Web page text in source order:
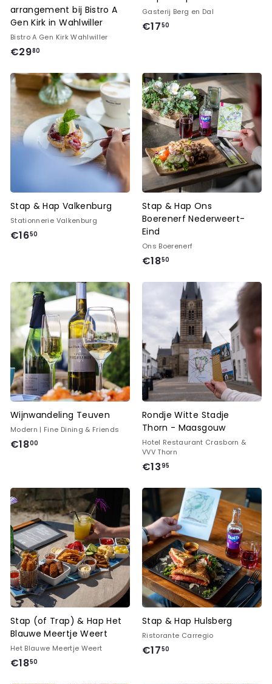
arrangement bij Bistro A
Gen Kirk in Wahlwiller
Bistro A Gen Kirk Wahlwiller
€2980
9
,
8
0
Gasterij Berg en Dal
€1750
,
5
0
Stap & Hap Valkenburg
Stationnerie Valkenburg
€1650
,
5
0
Stap & Hap Ons
Boerenerf Nederweert-
Eind
Ons Boerenerf
€1850
0
Wijnwandeling Teuven
Modern | Fine Dining & Friends
€1800
,
0
0
Rondje Witte Stadje
Thorn - Maasgouw
Hotel Restaurant Crasborn &
VVV Thorn
€1395
,
9
5
Stap (of Trap) & Hap Het
Blauwe Meertje Weert
Het Blauwe Meertje Weert
€1850
Stap & Hap Hulsberg
Ristorante Carregio
€1750